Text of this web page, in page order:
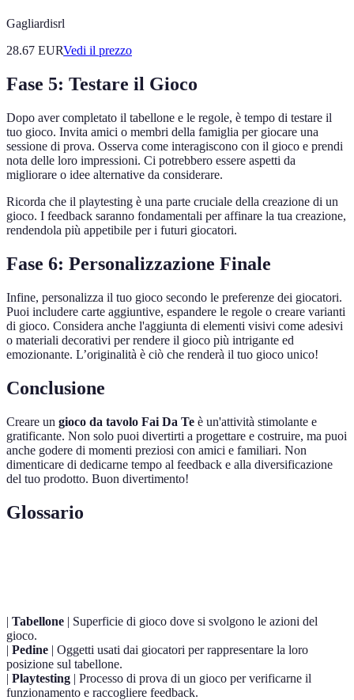
Gagliardisrl
28.67 EURVedi il prezzo
Fase 5: Testare il Gioco
Dopo aver completato il tabellone e le regole, è tempo di testare il
tuo gioco. Invita amici o membri della famiglia per giocare una
sessione di prova. Osserva come interagiscono con il gioco e prendi
nota delle loro impressioni. Ci potrebbero essere aspetti da
migliorare o idee alternative da considerare.
Ricorda che il playtesting è una parte cruciale della creazione di un
gioco. I feedback saranno fondamentali per affinare la tua creazione,
rendendola più appetibile per i futuri giocatori.
Fase 6: Personalizzazione Finale
Infine, personalizza il tuo gioco secondo le preferenze dei giocatori.
Puoi includere carte aggiuntive, espandere le regole o creare varianti
di gioco. Considera anche l'aggiunta di elementi visivi come adesivi
o materiali decorativi per rendere il gioco più intrigante ed
emozionante. L’originalità è ciò che renderà il tuo gioco unico!
Conclusione
Creare un gioco da tavolo Fai Da Te è un'attività stimolante e
gratificante. Non solo puoi divertirti a progettare e costruire, ma puoi
anche godere di momenti preziosi con amici e familiari. Non
dimenticare di dedicarne tempo al feedback e alla diversificazione
del tuo prodotto. Buon divertimento!
Glossario
| Tabellone | Superficie di gioco dove si svolgono le azioni del
gioco.
| Pedine | Oggetti usati dai giocatori per rappresentare la loro
posizione sul tabellone.
| Playtesting | Processo di prova di un gioco per verificarne il
funzionamento e raccogliere feedback.